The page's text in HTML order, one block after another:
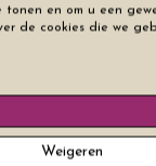
tabbladen
tonen en om u een
de cookies die we
Weigeren